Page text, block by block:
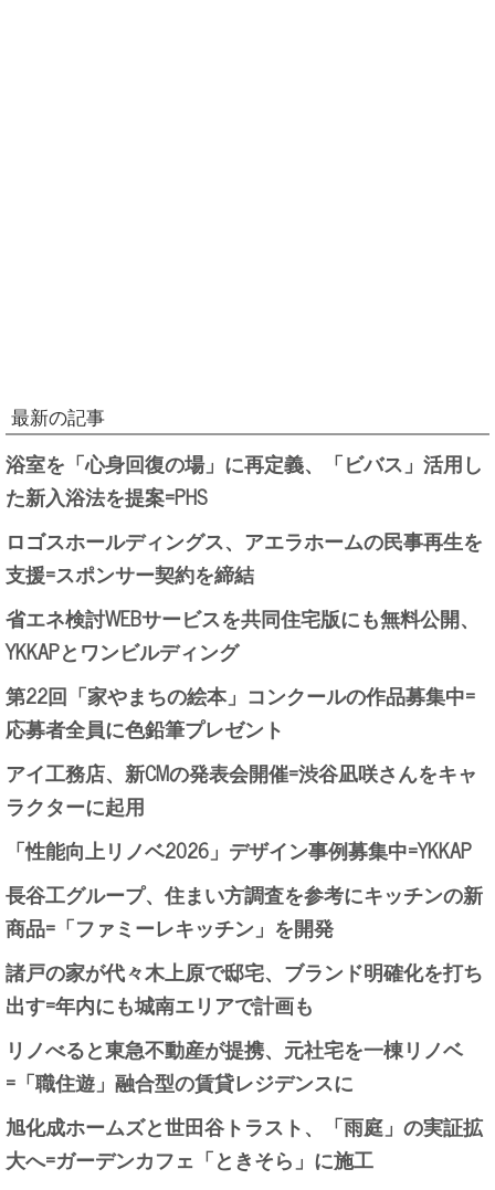
最新の記事
浴室を「心身回復の場」に再定義、「ビバス」活用し
た新入浴法を提案=PHS
ロゴスホールディングス、アエラホームの民事再生を
支援=スポンサー契約を締結
省エネ検討WEBサービスを共同住宅版にも無料公開、
YKKAPとワンビルディング
第22回「家やまちの絵本」コンクールの作品募集中=
応募者全員に色鉛筆プレゼント
アイ工務店、新CMの発表会開催=渋谷凪咲さんをキャ
ラクターに起用
「性能向上リノベ2026」デザイン事例募集中=YKKAP
長谷工グループ、住まい方調査を参考にキッチンの新
商品=「ファミーレキッチン」を開発
諸戸の家が代々木上原で邸宅、ブランド明確化を打ち
出す=年内にも城南エリアで計画も
リノべると東急不動産が提携、元社宅を一棟リノベ
=「職住遊」融合型の賃貸レジデンスに
旭化成ホームズと世田谷トラスト、「雨庭」の実証拡
大へ=ガーデンカフェ「ときそら」に施工